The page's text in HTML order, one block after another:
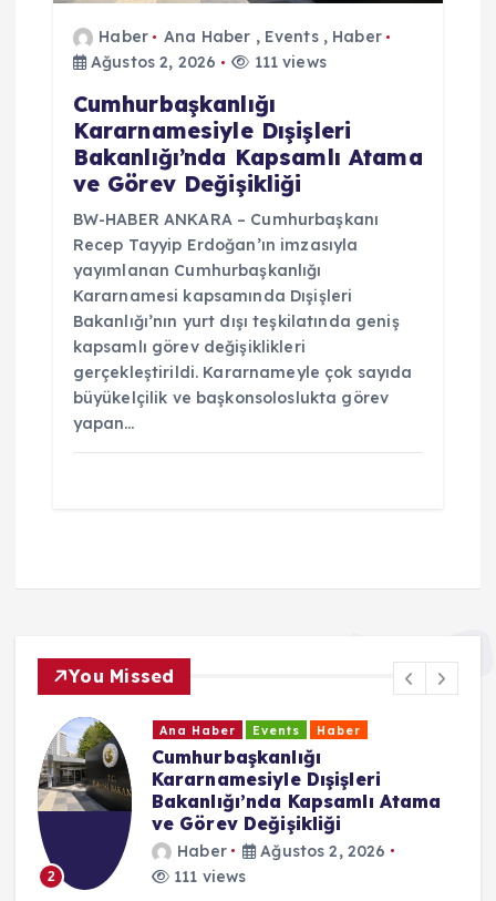
Haber Ana Haber , Events, Haber
Ağustos 2, 2026
111 views
Cumhurbaşkanlığı
Kararnamesiyle Dışişleri
Bakanlığı’nda Kapsamlı Atama
ve Görev Değişikliği
BW-HABER ANKARA – Cumhurbaşkanı
Recep Tayyip Erdoğan’ın imzasıyla
yayımlanan Cumhurbaşkanlığı
Kararnamesi kapsamında Dışişleri
Bakanlığı’nın yurt dışı teşkilatında geniş
kapsamlı görev değişiklikleri
gerçekleştirildi. Kararnameyle çok sayıda
büyükelçilik ve başkonsoloslukta görev
yapan…
You Missed
2
Ana Haber Events Haber
Cumhurbaşkanlığı
Kararnamesiyle Dışişleri
Bakanlığı’nda Kapsamlı Atama
ve Görev Değişikliği
Haber
Ağustos 2, 2026
111 views